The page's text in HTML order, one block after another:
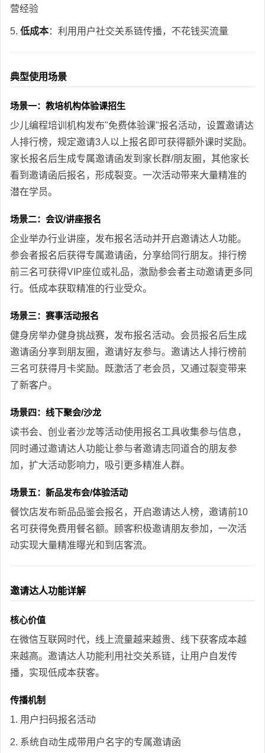
营经验
5. 低成本：利用用户社交关系链传播，不花钱买流量
典型使用场景
场景一：教培机构体验课招生
少儿编程培训机构发布"免费体验课"报名活动，设置邀请达
人排行榜，规定邀请3人以上报名即可获得额外课时奖励。
家长报名后生成专属邀请函发到家长群/朋友圈，其他家长
看到邀请函后报名，形成裂变。一次活动带来大量精准的
潜在学员。
场景二：会议/讲座报名
企业举办行业讲座，发布报名活动并开启邀请达人功能。
参会者报名后获得专属邀请函，分享给同行朋友。排行榜
前三名可获得VIP座位或礼品，激励参会者主动邀请更多同
行。低成本获取精准的行业受众。
场景三：赛事活动报名
健身房举办健身挑战赛，发布报名活动。会员报名后生成
邀请函分享到朋友圈，邀请好友参与。邀请达人排行榜前
三名可获得月卡奖励。既激活了老会员，又通过裂变带来
了新客户。
场景四：线下聚会/沙龙
读书会、创业者沙龙等活动使用报名工具收集参与信息，
同时通过邀请达人功能让参与者邀请志同道合的朋友参
加，扩大活动影响力，吸引更多精准人群。
场景五：新品发布会/体验活动
餐饮店发布新品品鉴会报名，开启邀请达人榜，邀请前10
名可获得免费用餐名额。顾客积极邀请朋友参加，一次活
动实现大量精准曝光和到店客流。
邀请达人功能详解
核心价值
在微信互联网时代，线上流量越来越贵、线下获客成本越
来越高。邀请达人功能利用社交关系链，让用户自发传
播，实现低成本获客。
传播机制
1. 用户扫码报名活动
2. 系统自动生成带用户名字的专属邀请函